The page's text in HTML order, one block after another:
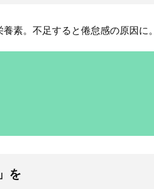
素。不足すると倦怠感の原因に。
を